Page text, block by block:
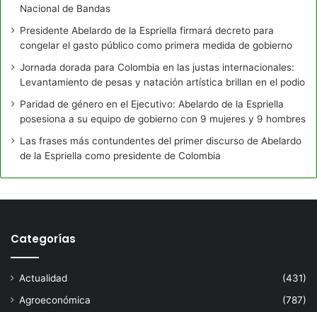
Nacional de Bandas
Presidente Abelardo de la Espriella firmará decreto para
congelar el gasto público como primera medida de gobierno
Jornada dorada para Colombia en las justas internacionales:
Levantamiento de pesas y natación artística brillan en el podio
Paridad de género en el Ejecutivo: Abelardo de la Espriella
posesiona a su equipo de gobierno con 9 mujeres y 9 hombres
Las frases más contundentes del primer discurso de Abelardo
de la Espriella como presidente de Colombia
Categorías
Actualidad
(431)
Agroeconómica
(787)